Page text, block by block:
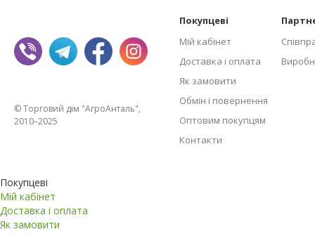
© Торговий дім "АгроАнталь",
2010–2025
Покупцеві
Мій кабінет
Доставка і оплата
Як замовити
Обмін і повернення
Оптовим покупцям
Контакти
Покупцеві
Мій кабінет
Доставка і оплата
Як замовити